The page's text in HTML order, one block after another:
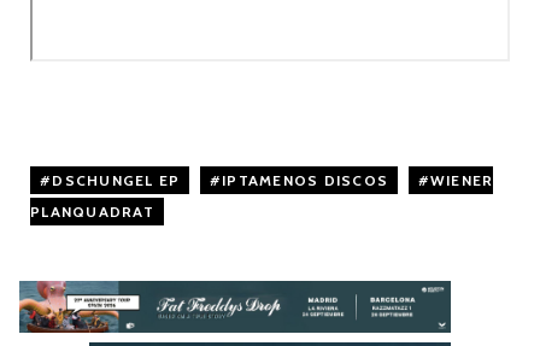
DSCHUNGEL EP IPTAMENOS DISCOS
WIENER
PLANQUADRAT